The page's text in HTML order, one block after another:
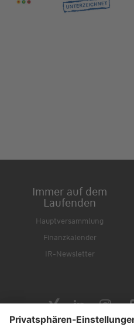
Immer auf dem
Laufenden
Hauptversammlung
Finanzkalender
IR-Newsletter